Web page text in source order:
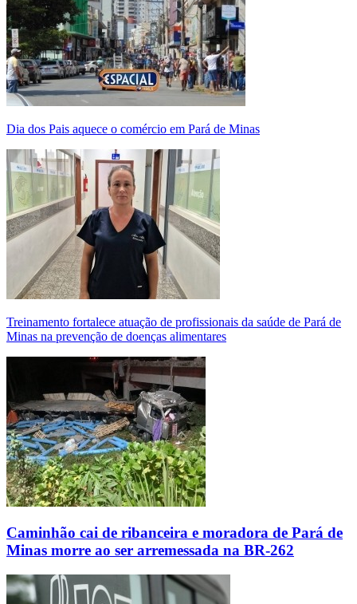
Dia dos Pais aquece o comércio em Pará de Minas
Treinamento fortalece atuação de profissionais da saúde de Pará de
Minas na prevenção de doenças alimentares
Caminhão cai de ribanceira e moradora de Pará de
Minas morre ao ser arremessada na BR-262